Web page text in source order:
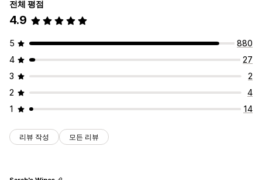
전체 평점
4.9
5
880
4
27
3
2
2
4
1
14
리뷰 작성 모든 리뷰